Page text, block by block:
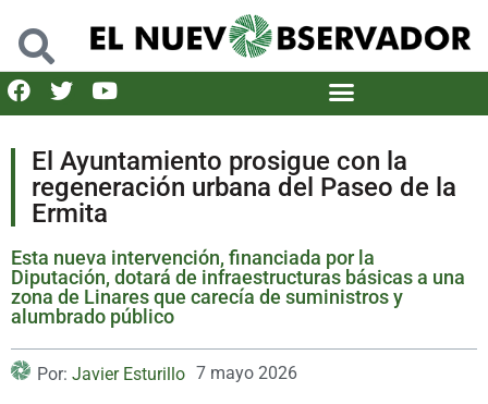
El Ayuntamiento prosigue con la
regeneración urbana del Paseo de la
Ermita
Esta nueva intervención, financiada por la
Diputación, dotará de infraestructuras básicas a una
zona de Linares que carecía de suministros y
alumbrado público
Por: Javier Esturillo 7 mayo 2026